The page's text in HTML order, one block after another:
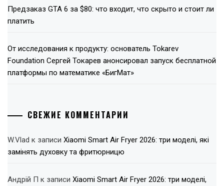
Предзаказ GTA 6 за $80: что входит, что скрыто и стоит ли
платить
От исследования к продукту: основатель Tokarev
Foundation Сергей Токарев анонсировал запуск бесплатной
платформы по математике «БигМат»
СВЕЖИЕ КОММЕНТАРИИ
W.Vlad к записи Xiaomi Smart Air Fryer 2026: три моделі, які
замінять духовку та фритюрницю
Андрій П к записи Xiaomi Smart Air Fryer 2026: три моделі,